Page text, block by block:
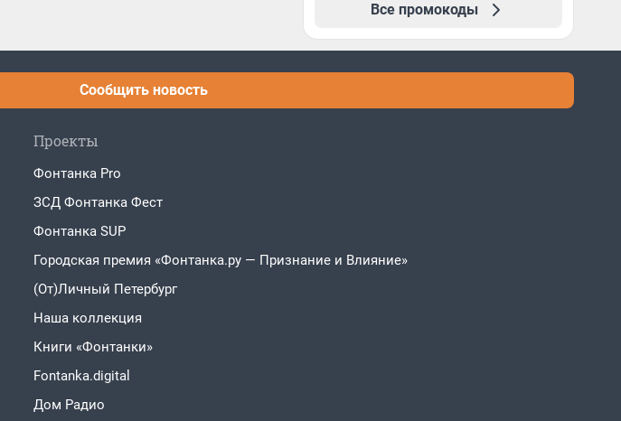
Все промокоды
Сообщить новость
Проекты
Фонтанка Pro
ЗСД Фонтанка Фест
Фонтанка SUP
Городская премия «Фонтанка.ру — Признание и Влияние»
(От)Личный Петербург
Наша коллекция
Книги «Фонтанки»
Fontanka.digital
Дом Радио